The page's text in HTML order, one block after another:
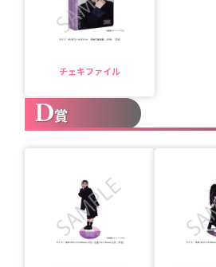
チェキファイル
D賞